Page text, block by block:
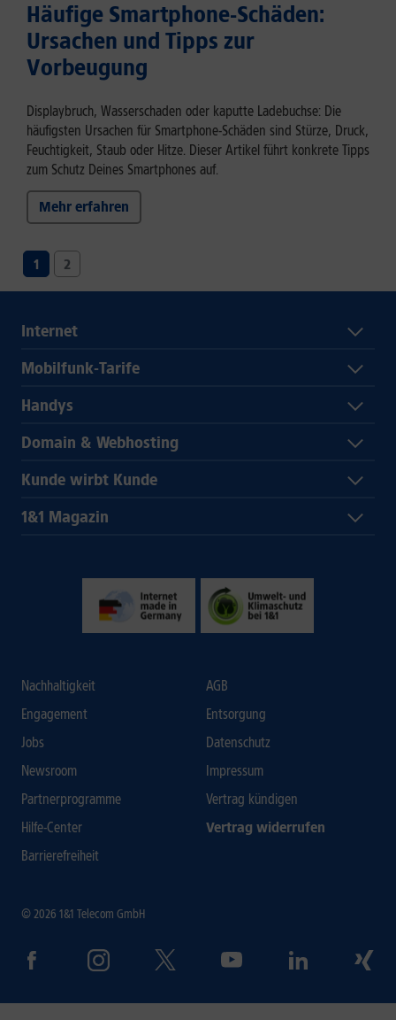
Häufige Smartphone-Schäden:
Ursachen und Tipps zur
Vorbeugung
Displaybruch, Wasserschaden oder kaputte Ladebuchse: Die
häufigsten Ursachen für Smartphone-Schäden sind Stürze, Druck,
Feuchtigkeit, Staub oder Hitze. Dieser Artikel führt konkrete Tipps
zum Schutz Deines Smartphones auf.
Mehr erfahren
1 2
Internet
Mobilfunk-Tarife
Handys
Domain & Webhosting
Kunde wirbt Kunde
1&1 Magazin
Nachhaltigkeit
Engagement
Jobs
Newsroom
Partnerprogramme
Hilfe-Center
Barrierefreiheit
AGB
Entsorgung
Datenschutz
Impressum
Vertrag kündigen
Vertrag widerrufen
© 2026 1&1 Telecom GmbH